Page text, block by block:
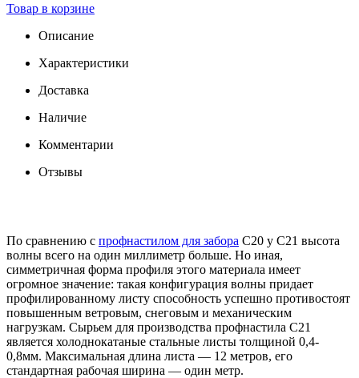
Товар в корзине
Описание
Характеристики
Доставка
Наличие
Комментарии
Отзывы
По сравнению с профнастилом для забора С20 у С21 высота
волны всего на один миллиметр больше. Но иная,
симметричная форма профиля этого материала имеет
огромное значение: такая конфигурация волны придает
профилированному листу способность успешно противостоят
повышенным ветровым, снеговым и механическим
нагрузкам. Сырьем для производства профнастила С21
является холоднокатаные стальные листы толщиной 0,4-
0,8мм. Максимальная длина листа — 12 метров, его
стандартная рабочая ширина — один метр.